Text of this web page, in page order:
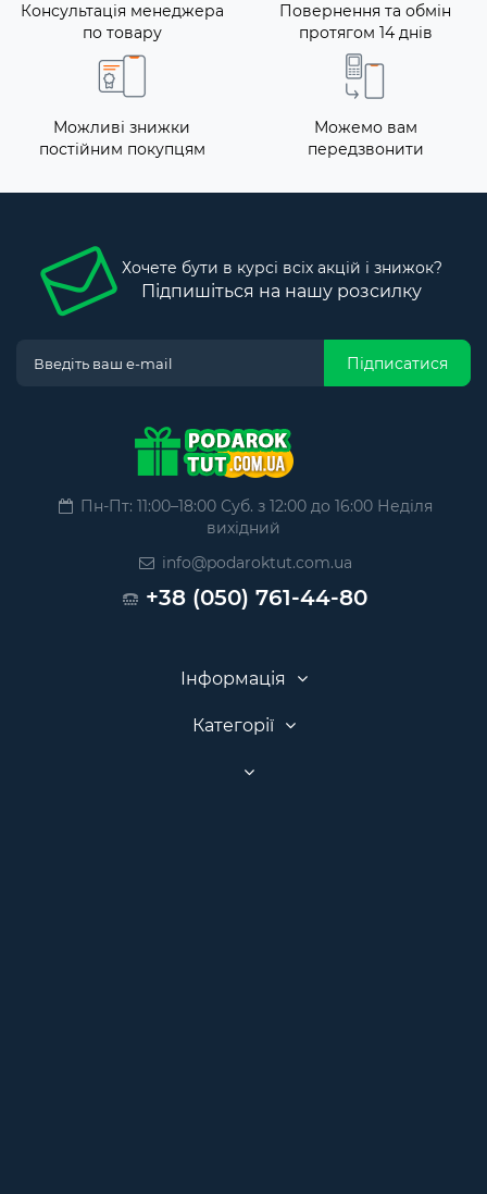
Консультація менеджера
по товару
Повернення та обмін
протягом 14 днів
Можливі знижки
постійним покупцям
Можемо вам
передзвонити
Хочете бути в курсі всіх акцій і знижок?
Підпишіться на нашу розсилку
Підписатися
Пн-Пт: 11:00–18:00 Суб. з 12:00 до 16:00 Неділя
вихідний
info@podaroktut.com.ua
+38 (050) 761-44-80
Інформація
Категорії